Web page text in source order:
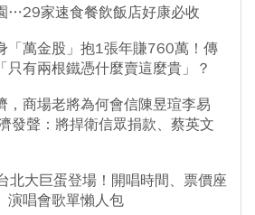
…29家速食餐飲飯店好康必收
「萬金股」抱1張年賺760萬！傳
只有兩根鐵憑什麼賣這麼貴」？
，商場老將為何會信陳昱瑄李易
發聲：將捍衛信眾捐款、蔡英文
北大巨蛋登場！開唱時間、票價座
演唱會歌單懶人包